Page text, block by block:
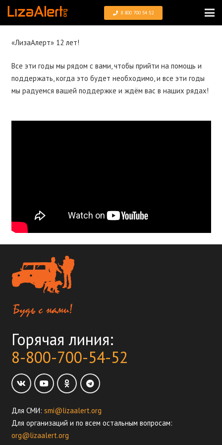
8 800 700 54 52
«ЛизаАлерт» 12 лет!
Все эти годы мы рядом с вами, чтобы прийти на помощь и
поддержать, когда это будет необходимо, и все эти годы
мы радуемся вашей поддержке и ждём вас в наших рядах!
Горячая линия:
8-800-700-54-52
Для СМИ: smi@lizaalert.org
Для организаций и по всем остальным вопросам:
org@lizaalert.org